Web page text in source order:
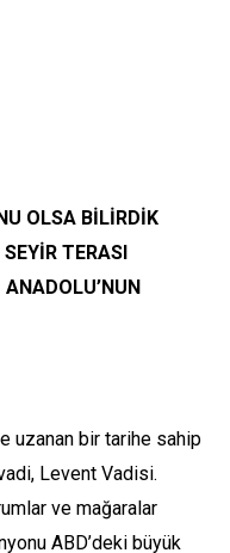
OLSA BİLİRDİK
TERASI
uzanan bir tarihe sahip
Levent Vadisi.
ve mağaralar
ABD’deki büyük